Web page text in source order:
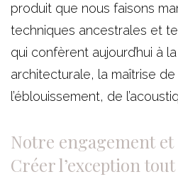
produit que nous faisons
techniques ancestrales et
qui confèrent aujourd’hui à
architecturale, la maîtrise de
l’éblouissement, de
Notre engagement et
Créer l’exception